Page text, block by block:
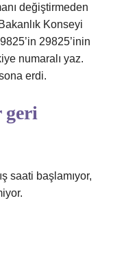
değiştirmeden
Konseyi
29825’inin
numaralı yaz.
erdi.
geri
saati başlamıyor,